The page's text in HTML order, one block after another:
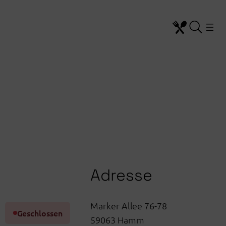
Geschlossen
Adresse
Marker Allee 76-78
59063 Hamm